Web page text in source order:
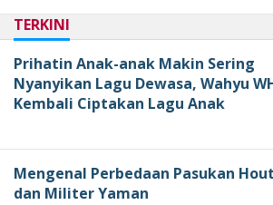
TERKINI
Prihatin Anak-anak Makin Sering
Nyanyikan Lagu Dewasa, Wahyu
Kembali Ciptakan Lagu Anak
Mengenal Perbedaan Pasukan
dan Militer Yaman